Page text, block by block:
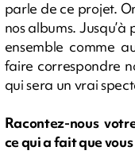
parle de ce projet.
nos albums.
ensemble comme
faire correspondre
qui sera un vrai
Racontez-nous
ce qui a fait que